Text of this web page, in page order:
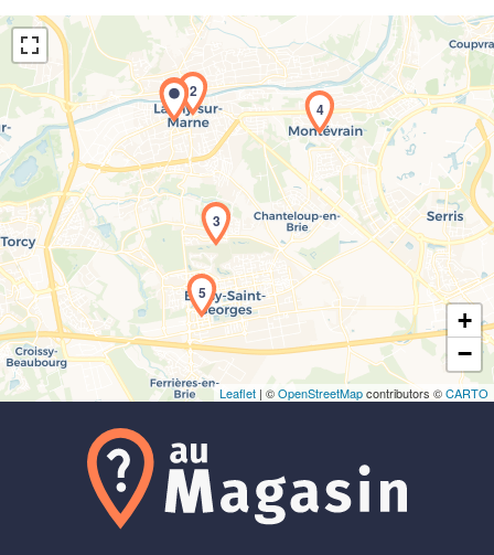
Chargement de la carte en cours...
1 2
3
4
5
+
−
Leaflet | ©OpenStreetMapcontributors ©CARTO